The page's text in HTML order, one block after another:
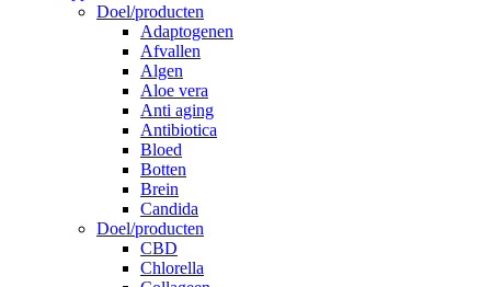
Doel/producten
Adaptogenen
Afvallen
Algen
Aloe vera
Anti aging
Antibiotica
Bloed
Botten
Brein
Candida
Doel/producten
CBD
Chlorella